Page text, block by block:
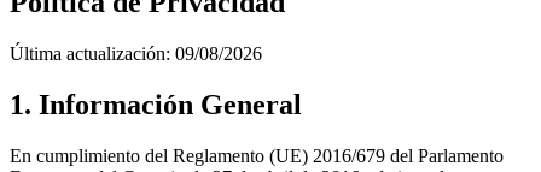
Última actualización: 09/08/2026
1. Información General
En cumplimiento del Reglamento (UE) 2016/679 del Parlamento